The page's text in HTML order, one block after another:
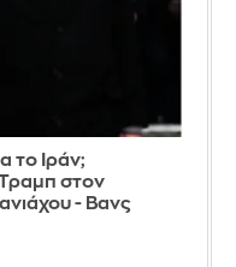
το Ιράν;
στον
- Βανς